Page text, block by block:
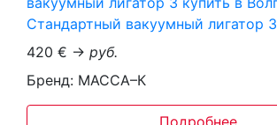
Стандартный вакуумный лигатор 3
420 € → руб.
Бренд: МАССА–К
Подробнее